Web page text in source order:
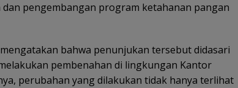
pengembangan program ketahanan pangan
bahwa penunjukan tersebut didasari
pembenahan di lingkungan Kantor
perubahan yang dilakukan tidak hanya terlihat